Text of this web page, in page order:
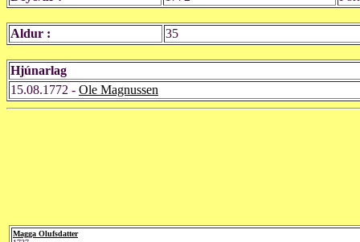
Aldur : 35
Hjúnarlag
15.08.1772 - Ole Magnussen
Magga Olufsdatter